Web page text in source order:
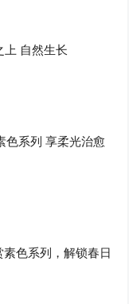
上 自然生长
色系列 享柔光治愈
色系列，解锁春日